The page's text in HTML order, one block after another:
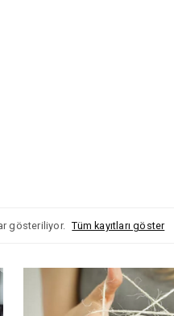
gösteriliyor. Tüm kayıtları göster